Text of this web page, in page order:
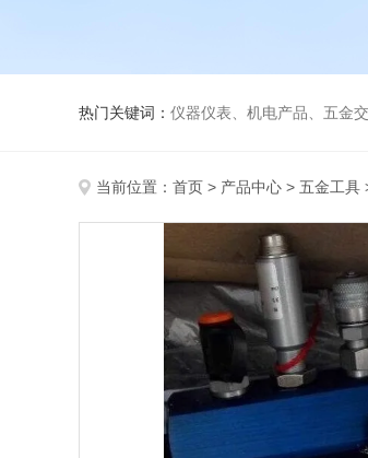
热门关键词： 仪器仪表、机电产品、五金
当前位置： 首页 > 产品中心 > 五金工具